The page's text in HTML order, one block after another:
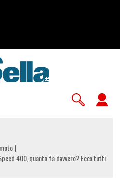
400, quanto fa davvero? Ecco tutti